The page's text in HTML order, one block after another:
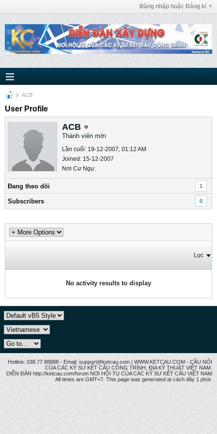
Đăng nhập hoặc Đăng kí
ACB
User Profile
ACB
Thành viên mới
Lần cuối: 19-12-2007, 01:12 AM
Joined: 15-12-2007
Nơi Cư Ngụ:
Ðang theo dõi 1
Subscribers 0
Lọc
No activity results to display
Hotline: 038.77 88888 - Email: support@ketcau.com | WWW.KETCAU.COM - CẦU NỐI
CỦA CÁC KỸ SƯ KẾT CẤU CÔNG TRÌNH, ĐỊA KỸ THUẬT VIỆT NAM.
DIỄN ĐÀN http://ketcau.com/forum NƠI HỘI TỤ CỦA CÁC KỸ SƯ KẾT CÂU VIỆT NAM
All times are GMT+7. This page was generated at cách đây 1 phút.